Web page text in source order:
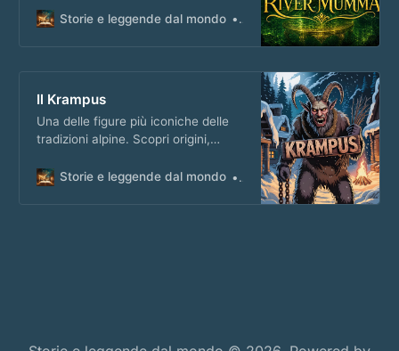
sul podcast!
Storie e leggende dal mondo Matteo Masi
Il Krampus
Una delle figure più iconiche delle
tradizioni alpine. Scopri origini,
creatura che accompagna San
Storie e leggende dal mondo Matteo Masi